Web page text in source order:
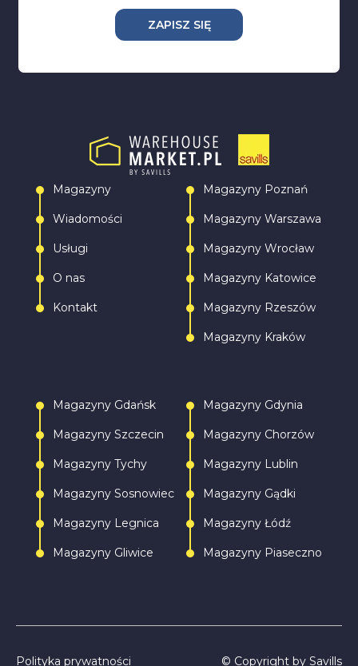
ZAPISZ SIĘ
Magazyny
Wiadomości
Usługi
O nas
Kontakt
Magazyny Poznań
Magazyny Warszawa
Magazyny Wrocław
Magazyny Katowice
Magazyny Rzeszów
Magazyny Kraków
Magazyny Gdańsk
Magazyny Szczecin
Magazyny Tychy
Magazyny Sosnowiec
Magazyny Legnica
Magazyny Gliwice
Magazyny Gdynia
Magazyny Chorzów
Magazyny Lublin
Magazyny Gądki
Magazyny Łódź
Magazyny Piaseczno
Polityka prywatności © Copyright by Savills